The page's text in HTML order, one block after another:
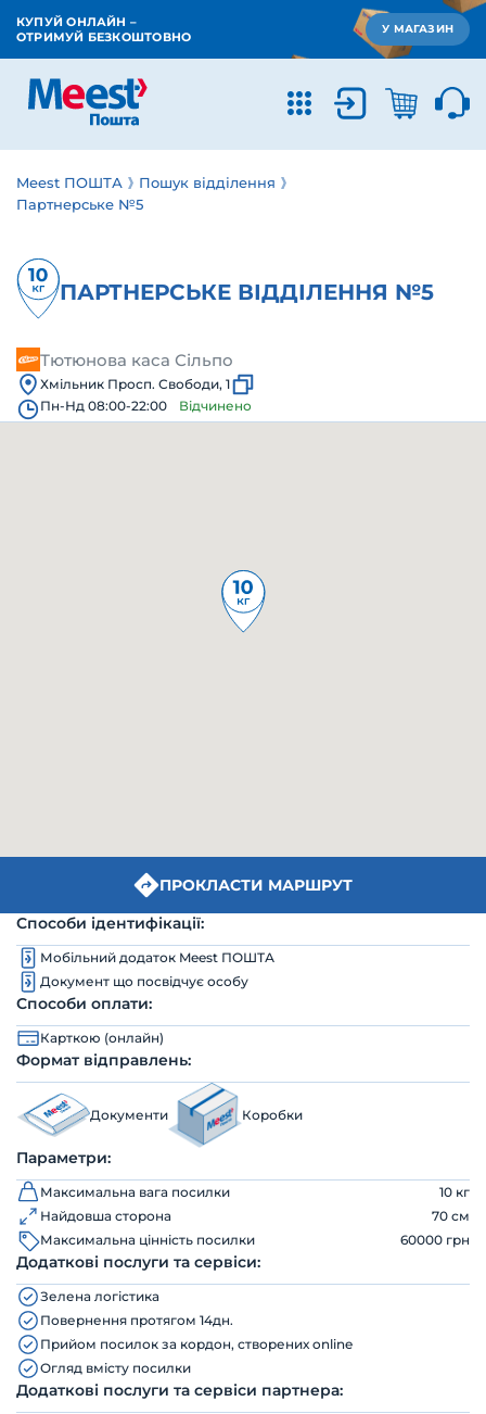
КУПУЙ ОНЛАЙН –
ОТРИМУЙ БЕЗКОШТОВНО
У МАГАЗИН
Meest ПОШТА
Пошук відділення
Партнерське №5
ПАРТНЕРСЬКЕ ВІДДІЛЕННЯ №5
Тютюнова каса Сільпо
Хмільник Просп. Свободи, 1
Пн-Нд 08:00-22:00
Відчинено
ПРОКЛАСТИ МАРШРУТ
Способи ідентифікації:
Мобільний додаток Meest ПОШТА
Документ що посвідчує особу
Способи оплати:
Карткою (онлайн)
Формат відправлень:
Документи Коробки
Параметри:
Максимальна вага посилки
10 кг
Найдовша сторона
70 см
Максимальна цінність посилки
60000 грн
Додаткові послуги та сервіси:
Зелена логістика
Повернення протягом 14дн.
Прийом посилок за кордон, створених online
Огляд вмісту посилки
Додаткові послуги та сервіси партнера: